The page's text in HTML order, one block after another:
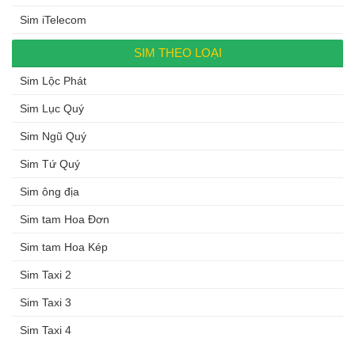
Sim iTelecom
SIM THEO LOẠI
Sim Lộc Phát
Sim Lục Quý
Sim Ngũ Quý
Sim Tứ Quý
Sim ông địa
Sim tam Hoa Đơn
Sim tam Hoa Kép
Sim Taxi 2
Sim Taxi 3
Sim Taxi 4